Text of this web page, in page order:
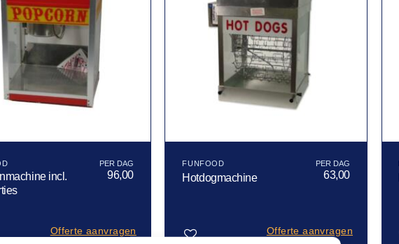
incl.
96,00
Offerte aanvragen
FUNFOOD
Hotdogmachine 63,00
Offerte aanvragen